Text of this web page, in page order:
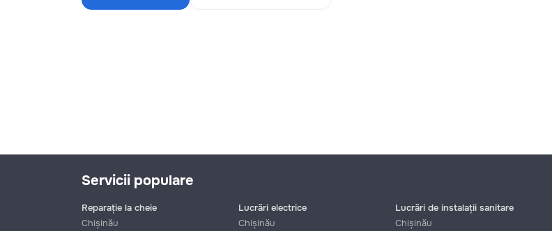
Servicii populare
Reparație la cheie
Chișinău
Lucrări electrice
Chișinău
Lucrări de instalații sanitare
Chișinău